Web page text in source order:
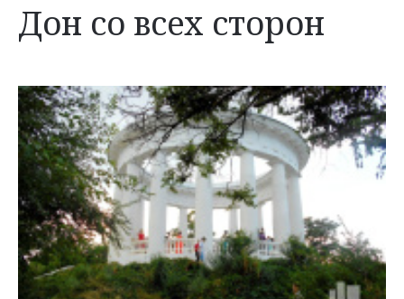
Дон со всех сторон